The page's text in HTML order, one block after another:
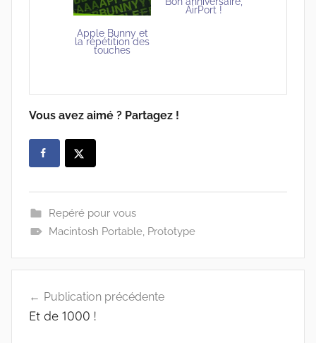
Apple Bunny et
la répétition des
touches
AirPort !
Vous avez aimé ? Partagez !
Repéré pour vous
Macintosh Portable, Prototype
de
Publication précédente
Et de 1000 !